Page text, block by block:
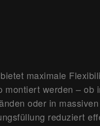
maximale
montiert werden – ob
oder in
reduziert